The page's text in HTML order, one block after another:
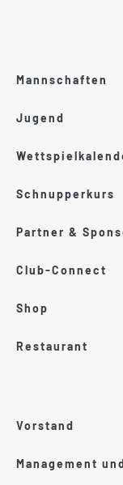
Mannschaften
Jugend
Schnupperkurs
Partner &
Club-Connect
Shop
Restaurant
Vorstand
Management